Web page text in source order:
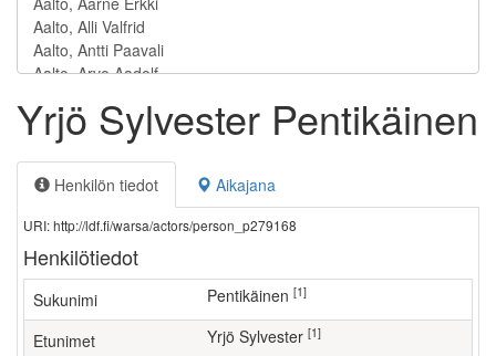
Yrjö Sylvester Pentikäinen
Henkilön tiedot Aikajana
URI: http://ldf.fi/warsa/actors/person_p279168
Henkilötiedot
Sukunimi Pentikäinen [1]
Etunimet Yrjö Sylvester [1]